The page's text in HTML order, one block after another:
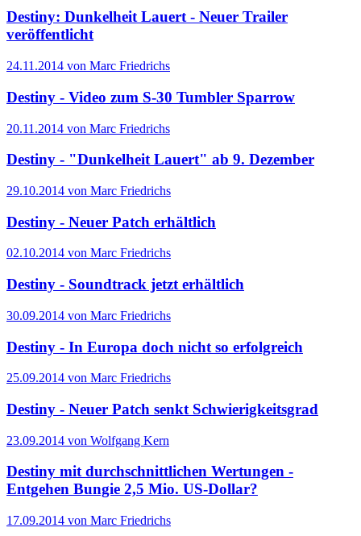
Destiny: Dunkelheit Lauert - Neuer Trailer
veröffentlicht
24.11.2014 von Marc Friedrichs
Destiny - Video zum S-30 Tumbler Sparrow
20.11.2014 von Marc Friedrichs
Destiny - "Dunkelheit Lauert" ab 9. Dezember
29.10.2014 von Marc Friedrichs
Destiny - Neuer Patch erhältlich
02.10.2014 von Marc Friedrichs
Destiny - Soundtrack jetzt erhältlich
30.09.2014 von Marc Friedrichs
Destiny - In Europa doch nicht so erfolgreich
25.09.2014 von Marc Friedrichs
Destiny - Neuer Patch senkt Schwierigkeitsgrad
23.09.2014 von Wolfgang Kern
Destiny mit durchschnittlichen Wertungen -
Entgehen Bungie 2,5 Mio. US-Dollar?
17.09.2014 von Marc Friedrichs